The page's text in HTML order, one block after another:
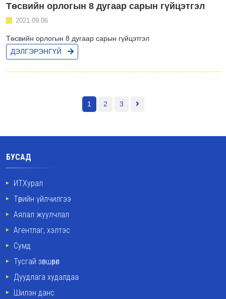
Төсвийн орлогын 8 дугаар сарын гүйцэтгэл
2021.09.06
Төсвийн орлогын 8 дугаар сарын гүйцэтгэл
ДЭЛГЭРЭНГҮЙ
1 2 3
БУСАД
ИТХурал
Төрийн үйлчилгээ
Аялал жуулчлал
Агентлаг, хэлтэс
Сумд
Тусгай зөвшөөрөл
Дуудлага худалдаа
Шилэн данс